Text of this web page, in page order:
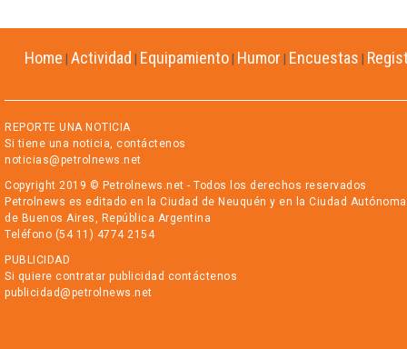
Home Actividad Equipamiento Humor Encuestas
REPORTE UNA NOTICIA
Si tiene una noticia, contáctenos
noticias@petrolnews.net
Copyright 2019 © Petrolnews.net - Todos los derechos reservados
Petrolnews es editado en la Ciudad de Neuquén y en la Ciudad Autónoma
de Buenos Aires, República Argentina
Teléfono (54 11) 4774 2154
PUBLICIDAD
Si quiere contratar publicidad contáctenos
publicidad@petrolnews.net